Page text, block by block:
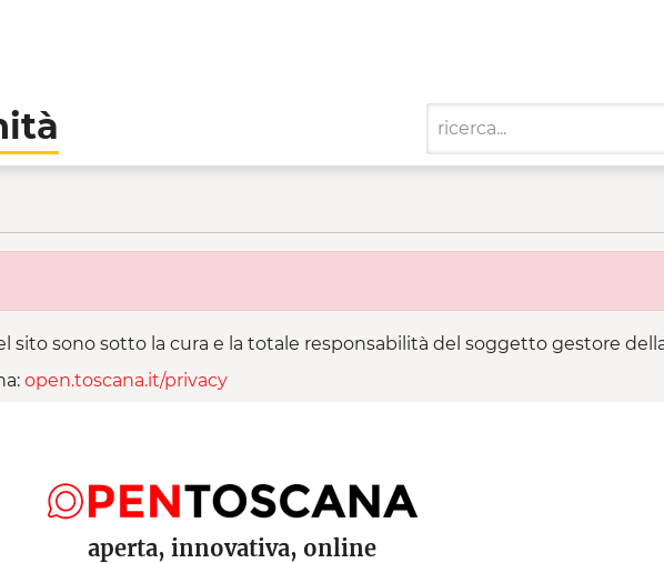
di Comunità
sono sotto la cura e la totale responsabilità del soggetto gestore
open.toscana.it/privacy
aperta, innovativa, online